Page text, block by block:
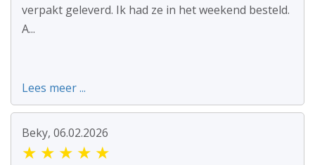
verpakt geleverd. Ik had ze in het weekend besteld.
A...
Lees meer ...
Beky, 06.02.2026
★ ★ ★ ★ ★